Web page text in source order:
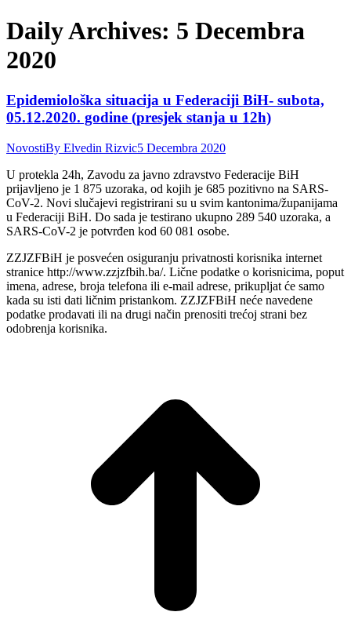
Daily Archives: 5 Decembra
2020
Epidemiološka situacija u Federaciji BiH- subota,
05.12.2020. godine (presjek stanja u 12h)
NovostiBy Elvedin Rizvic5 Decembra 2020
U protekla 24h, Zavodu za javno zdravstvo Federacije BiH
prijavljeno je 1 875 uzoraka, od kojih je 685 pozitivno na SARS-
CoV-2. Novi slučajevi registrirani su u svim kantonima/županijama
u Federaciji BiH. Do sada je testirano ukupno 289 540 uzoraka, a
SARS-CoV-2 je potvrđen kod 60 081 osobe.
ZZJZFBiH je posvećen osiguranju privatnosti korisnika internet
stranice http://www.zzjzfbih.ba/. Lične podatke o korisnicima, poput
imena, adrese, broja telefona ili e-mail adrese, prikupljat će samo
kada su isti dati ličnim pristankom. ZZJZFBiH neće navedene
podatke prodavati ili na drugi način prenositi trećoj strani bez
odobrenja korisnika.